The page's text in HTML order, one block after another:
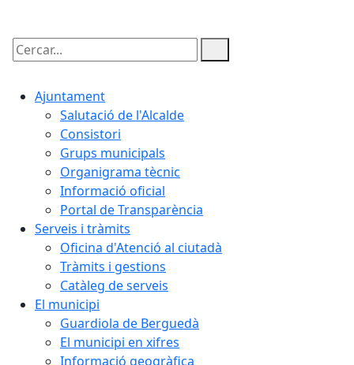
Cercar:
Ajuntament
Salutació de l'Alcalde
Consistori
Grups municipals
Organigrama tècnic
Informació oficial
Portal de Transparència
Serveis i tràmits
Oficina d'Atenció al ciutadà
Tràmits i gestions
Catàleg de serveis
El municipi
Guardiola de Berguedà
El municipi en xifres
Informació geogràfica